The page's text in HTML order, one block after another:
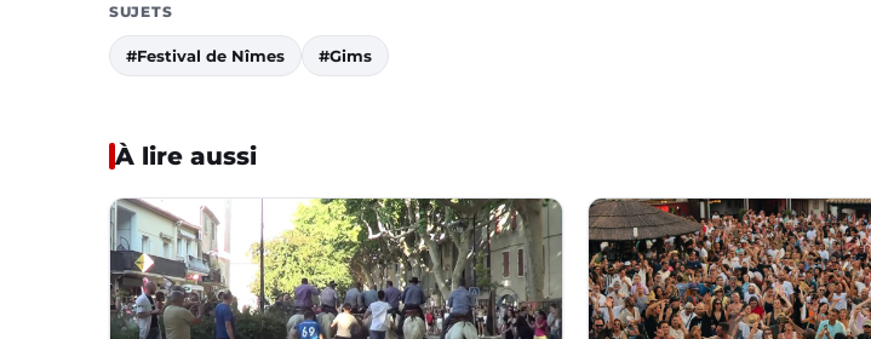
SUJETS
#Festival de Nîmes #Gims
À lire aussi